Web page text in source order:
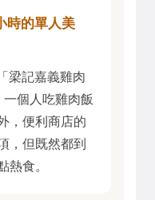
時的單人美
梁記嘉義雞肉
個人吃雞肉飯
，便利商店的
，但既然都到
熱食。